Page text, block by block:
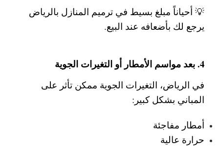
💡 أحياناً مبلغ بسيط في ترميم المنازل بالرياض
يرجع لك بأضعافه عند البيع.
4. بعد مواسم الأمطار أو التغيرات الجوية
في الرياض، التغيرات الجوية ممكن تأثر على
المباني بشكل كبير:
أمطار مفاجئة
حرارة عالية